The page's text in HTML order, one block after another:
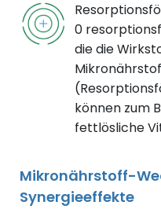
0
die die
können zum
fettlösliche
Mikronährstoff-
Synergieeffekte